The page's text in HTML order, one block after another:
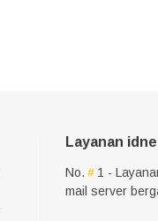
Layanan
No.
1 -
mail server